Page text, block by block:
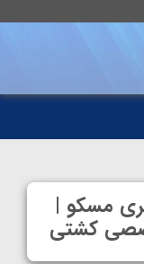
مسکو |
کشتی